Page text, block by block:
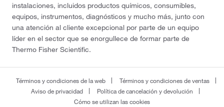
instalaciones, incluidos productos químicos, consumibles,
equipos, instrumentos, diagnósticos y mucho más, junto con
una atención al cliente excepcional por parte de un equipo
líder en el sector que se enorgullece de formar parte de
Thermo Fisher Scientific.
Términos y condiciones de la web
Términos y condiciones de ventas
Aviso de privacidad
Política de cancelación y devolución
Cómo se utilizan las cookies